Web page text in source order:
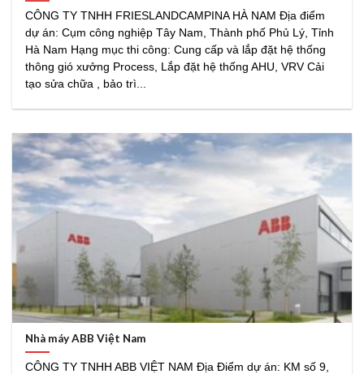
CÔNG TY TNHH FRIESLANDCAMPINA HÀ NAM Địa điểm
dự án: Cụm công nghiệp Tây Nam, Thành phố Phủ Lý, Tỉnh
Hà Nam Hạng mục thi công: Cung cấp và lắp đặt hệ thống
thông gió xưởng Process, Lắp đặt hệ thống AHU, VRV Cải
tạo sửa chữa , bảo trì...
Nhà máy ABB Việt Nam
CÔNG TY TNHH ABB VIỆT NAM Địa Điểm dự án: KM số 9,